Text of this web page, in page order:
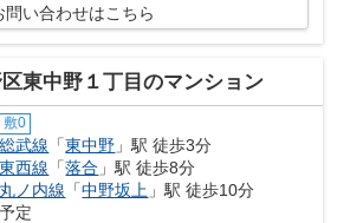
問い合わせはこちら
東中野１丁目のマンション
敷0
総武線 「東中野 」駅 徒歩3分
東西線 「落合 」駅 徒歩8分
丸ノ内線 「中野坂上 」駅 徒歩10分
予定